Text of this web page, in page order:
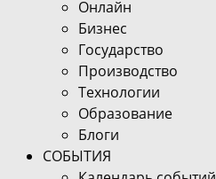
Онлайн
Бизнес
Государство
Производство
Технологии
Образование
Блоги
СОБЫТИЯ